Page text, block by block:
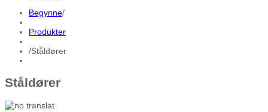
Begynne/
Produkter
/Ståldører
Ståldører